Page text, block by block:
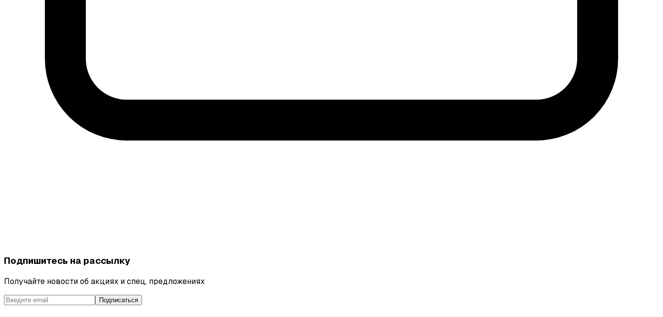
Подпишитесь на рассылку
Получайте новости об акциях и спец. предложениях
Подписаться